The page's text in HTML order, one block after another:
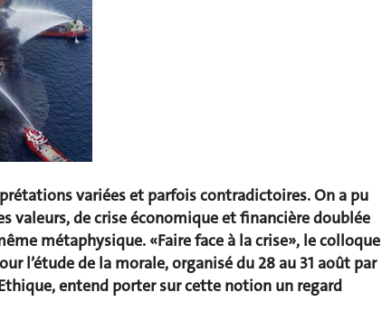
variées et parfois contradictoires. On a pu
valeurs, de crise économique et financière doublée
métaphysique. «Faire face à la crise», le colloque
l’étude de la morale, organisé du 28 au 31 août par
entend porter sur cette notion un regard